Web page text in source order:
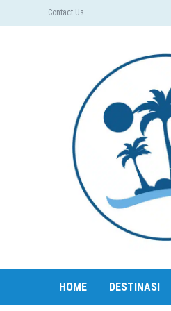
Contact Us
HOME DESTINASI